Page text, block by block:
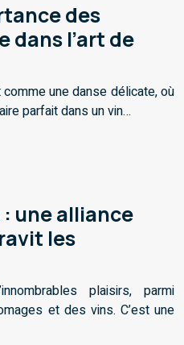
des
dans l’art de
une danse délicate, où
parfait dans un vin…
une alliance
les
plaisirs, parmi
et des vins. C’est une